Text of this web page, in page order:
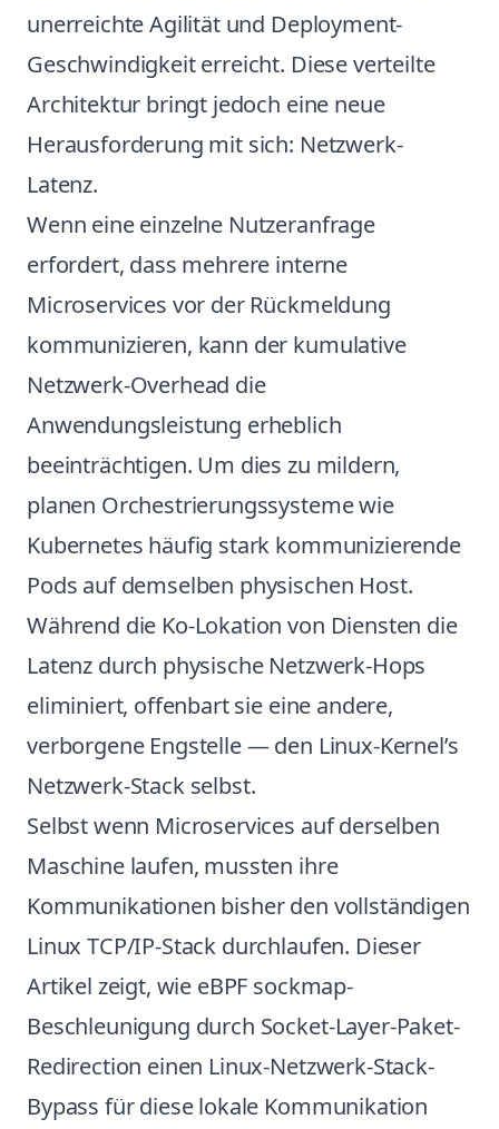
unerreichte Agilität und Deployment-
Geschwindigkeit erreicht. Diese verteilte
Architektur bringt jedoch eine neue
Herausforderung mit sich: Netzwerk-
Latenz.
Wenn eine einzelne Nutzeranfrage
erfordert, dass mehrere interne
Microservices vor der Rückmeldung
kommunizieren, kann der kumulative
Netzwerk-Overhead die
Anwendungsleistung erheblich
beeinträchtigen. Um dies zu mildern,
planen Orchestrierungssysteme wie
Kubernetes häufig stark kommunizierende
Pods auf demselben physischen Host.
Während die Ko-Lokation von Diensten die
Latenz durch physische Netzwerk-Hops
eliminiert, offenbart sie eine andere,
verborgene Engstelle — den Linux-Kernel’s
Netzwerk-Stack selbst.
Selbst wenn Microservices auf derselben
Maschine laufen, mussten ihre
Kommunikationen bisher den vollständigen
Linux TCP/IP-Stack durchlaufen. Dieser
Artikel zeigt, wie eBPF sockmap-
Beschleunigung durch Socket-Layer-Paket-
Redirection einen Linux-Netzwerk-Stack-
Bypass für diese lokale Kommunikation